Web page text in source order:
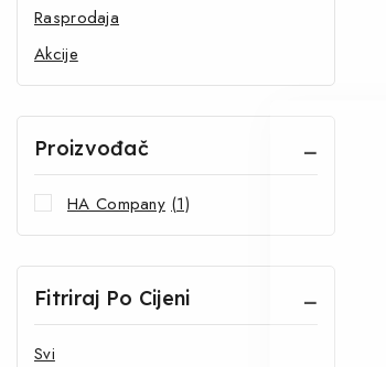
Rasprodaja
Akcije
Proizvođač
HA Company (1)
Fitriraj Po Cijeni
Svi